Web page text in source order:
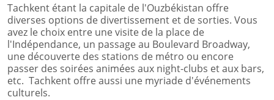
Tachkent étant la capitale de l'Ouzbékistan offre
diverses options de divertissement et de sorties. Vous
avez le choix entre une visite de la place de
l'Indépendance, un passage au Boulevard Broadway,
une découverte des stations de métro ou encore
passer des soirées animées aux night-clubs et aux bars,
etc. Tachkent offre aussi une myriade d'événements
culturels.